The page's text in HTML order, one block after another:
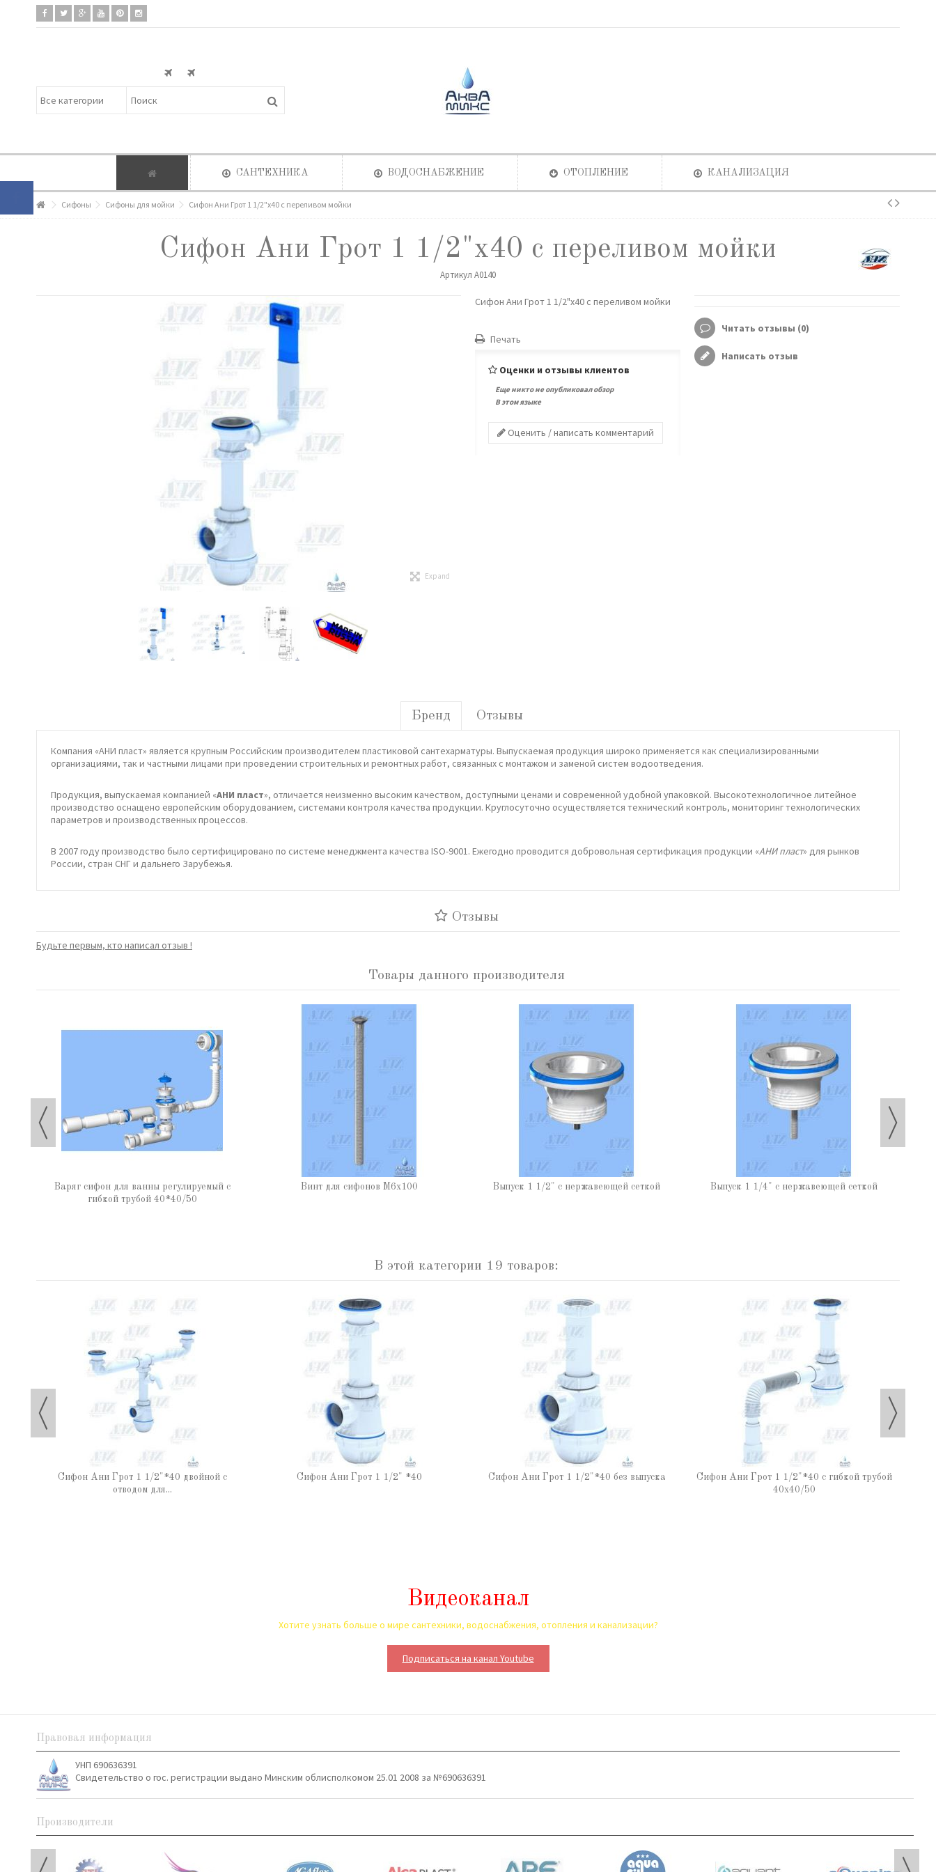
САНТЕХНИКА ВОДОСНАБЖЕНИЕ ОТОПЛЕНИЕ КАНАЛИЗАЦИЯ
Сифоны Сифоны для мойки Сифон Ани Грот 1 1/2"х40 с переливом мойки
Сифон Ани Грот 1 1/2"х40 с переливом мойки
Артикул A0140
Expand
Сифон Ани Грот 1 1/2"х40 с переливом мойки
Печать
Оценки и отзывы клиентов
Еще никто не опубликовал обзор
В этом языке
Оценить / написать комментарий
Читать отзывы (0)
Написать отзыв
Бренд Отзывы
Компания «АНИ пласт» является крупным Российским производителем пластиковой сантехарматуры. Выпускаемая продукция широко применяется как специализированными
организациями, так и частными лицами при проведении строительных и ремонтных работ, связанных с монтажом и заменой систем водоотведения.
Продукция, выпускаемая компанией «АНИ пласт», отличается неизменно высоким качеством, доступными ценами и современной удобной упаковкой. Высокотехнологичное литейное
производство оснащено европейским оборудованием, системами контроля качества продукции. Круглосуточно осуществляется технический контроль, мониторинг технологических
параметров и производственных процессов.
В 2007 году производство было сертифицировано по системе менеджмента качества ISO-9001. Ежегодно проводится добровольная сертификация продукции «АНИ пласт» для рынков
России, стран СНГ и дальнего Зарубежья.
Отзывы
Будьте первым, кто написал отзыв !
Товары данного производителя
Варяг сифон для ванны регулируемый с
гибкой трубой 40*40/50
Винт для сифонов М6х100 Выпуск 1 1/2" с нержавеющей сеткой Выпуск 1 1/4" с нержавеющей сеткой
В этой категории 19 товаров:
Сифон Ани Грот 1 1/2"*40 двойной с
отводом для...
Сифон Ани Грот 1 1/2" *40 Сифон Ани Грот 1 1/2"*40 без выпуска
Сифон Ани Грот 1 1/2"*40 с гибкой трубой
40x40/50
Видеоканал
Хотите узнать больше о мире сантехники, водоснабжения, отопления и канализации?
Подписаться на канал Youtube
Правовая информация
УНП 690636391
Свидетельство о гос. регистрации выдано Минским облисполкомом 25.01 2008 за №690636391
Производители